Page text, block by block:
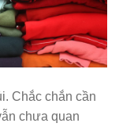
Chắc chắn cần
chưa quan